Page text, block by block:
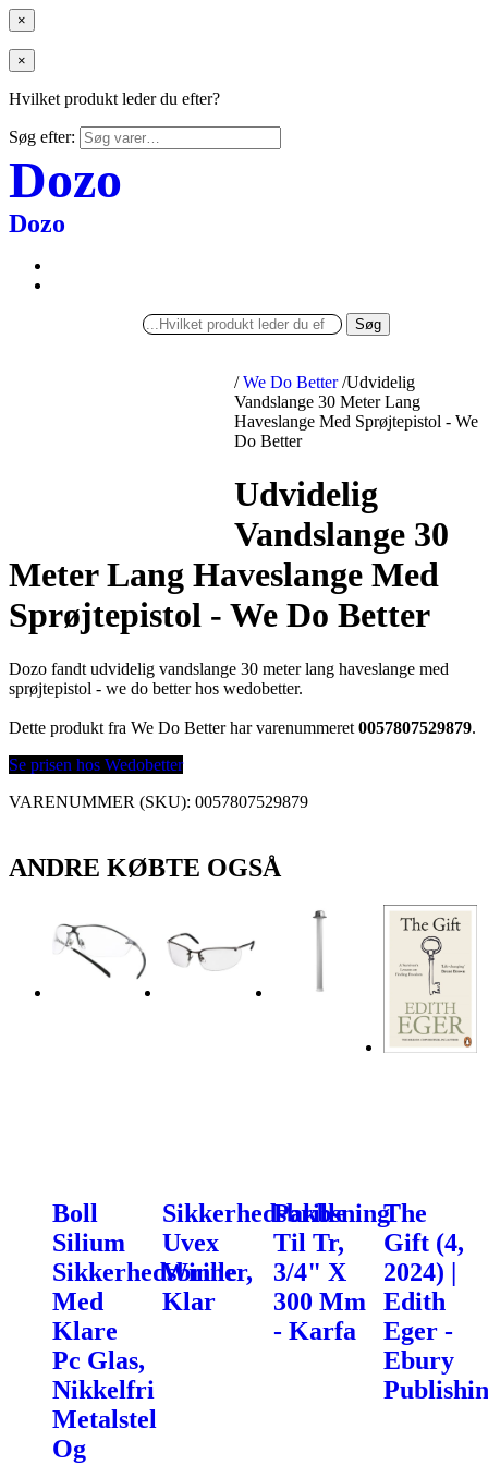
×
×
Hvilket produkt leder du efter?
Søg efter:
Dozo
Dozo
Søg
/ We Do Better /Udvidelig
Vandslange 30 Meter Lang
Haveslange Med Sprøjtepistol - We
Do Better
Udvidelig
Vandslange 30
Meter Lang Haveslange Med
Sprøjtepistol - We Do Better
Dozo fandt udvidelig vandslange 30 meter lang haveslange med
sprøjtepistol - we do better hos wedobetter.
Dette produkt fra We Do Better har varenummeret 0057807529879.
Se prisen hos Wedobetter
VARENUMMER (SKU): 0057807529879
ANDRE KØBTE OGSÅ
Boll
Silium
Sikkerhedsbrille
Med
Klare
Pc Glas,
Nikkelfri
Metalstel
Og
Sikkerhedsbrille
Uvex
Winner,
Klar
Pakbsning
Til Tr,
3/4" X
300 Mm
- Karfa
The
Gift (4,
2024) |
Edith
Eger -
Ebury